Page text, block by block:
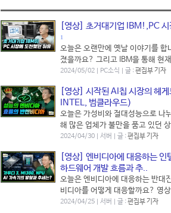
[영상] 초거대기업 IBM!,PC 시
1
오늘은 오랜만에 옛날 이야기를
졌을까요? 그리고 IBM을 통해 현
2024/05/02 | PC소식 | 글 :편집부 기자
[영상] 시작된 AI칩 시장의 헤
INTEL, 범클라우드)
오늘은 가성비와 절대성능으로 나
해 많은 업체가 불만을 품고 있던
2024/04/30 | 서버 | 글 :편집부 기자
[영상] 엔비디아에 대응하는
하드웨어 개발 흐름과 추..
오늘은 엔비디아에 대응하는 반대
비디아를 어떻게 대응할까요? 영
2024/04/25 | 서버 | 글 :편집부 기자